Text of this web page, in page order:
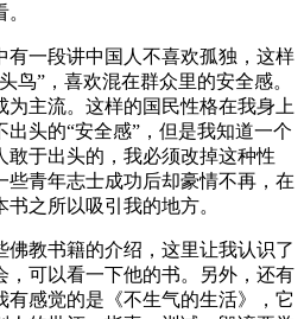
一段讲中国人不喜欢孤独，这样
鸟”，喜欢混在群众里的安全感。
主流。这样的国民性格在我身上
头的“安全感”，但是我知道一个
敢于出头的，我必须改掉这种性
些青年志士成功后却豪情不再，在
之所以吸引我的地方。
教书籍的介绍，这里让我认识了
，可以看一下他的书。另外，还有
感觉的是《不生气的生活》，它